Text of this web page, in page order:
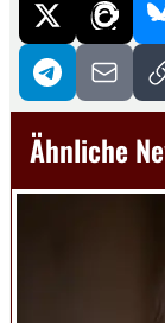
Ähnliche